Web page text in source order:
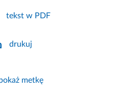
tekst w PDF
drukuj
metkę